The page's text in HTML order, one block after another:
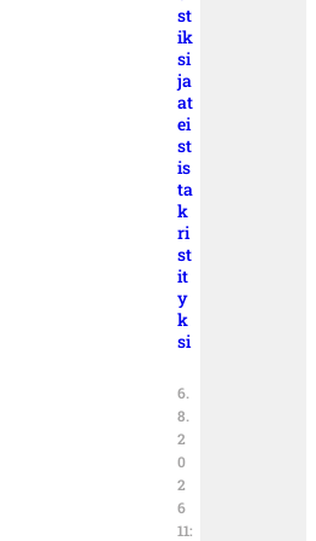
st
ik
si
ja
at
ei
st
is
ta
k
ri
st
it
y
k
si
6.
8.
2
0
2
6
11: